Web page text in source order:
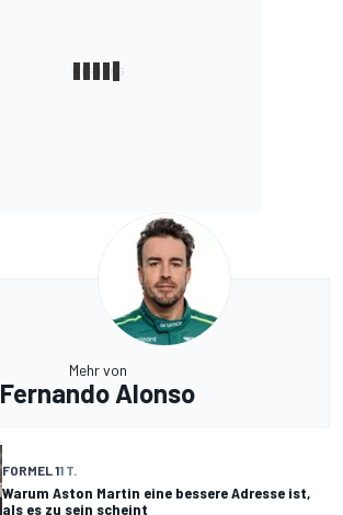
Mehr von
Fernando Alonso
FORMEL 11 T.
Warum Aston Martin eine bessere Adresse ist,
als es zu sein scheint